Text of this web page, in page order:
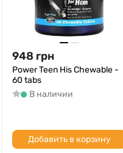
948 грн
Power Teen His Chewable -
60 tabs
В наличии
Добавить в корзину